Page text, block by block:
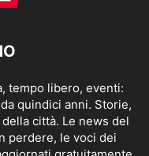
tempo libero, eventi:
quindici anni. Storie,
città. Le news del
perdere, le voci dei